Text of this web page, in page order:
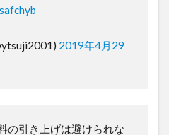
2019年4月29
の引き上げは避けられな